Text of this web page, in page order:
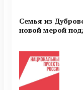
Семья из
новой мерой